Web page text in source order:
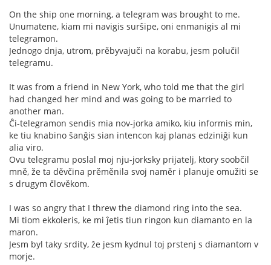
On the ship one morning, a telegram was brought to me.
Unumatene, kiam mi navigis surŝipe, oni enmanigis al mi
telegramon.
Jednogo dnja, utrom, prěbyvajuči na korabu, jesm polučil
telegramu.
It was from a friend in New York, who told me that the girl
had changed her mind and was going to be married to
another man.
Ĉi-telegramon sendis mia nov-jorka amiko, kiu informis min,
ke tiu knabino ŝanĝis sian intencon kaj planas edziniĝi kun
alia viro.
Ovu telegramu poslal moj nju-jorksky prijatelj, ktory soobčil
mně, že ta děvčina prěměnila svoj naměr i planuje omužiti se
s drugym člověkom.
I was so angry that I threw the diamond ring into the sea.
Mi tiom ekkoleris, ke mi ĵetis tiun ringon kun diamanto en la
maron.
Jesm byl taky srdity, že jesm kydnul toj prstenj s diamantom v
morje.